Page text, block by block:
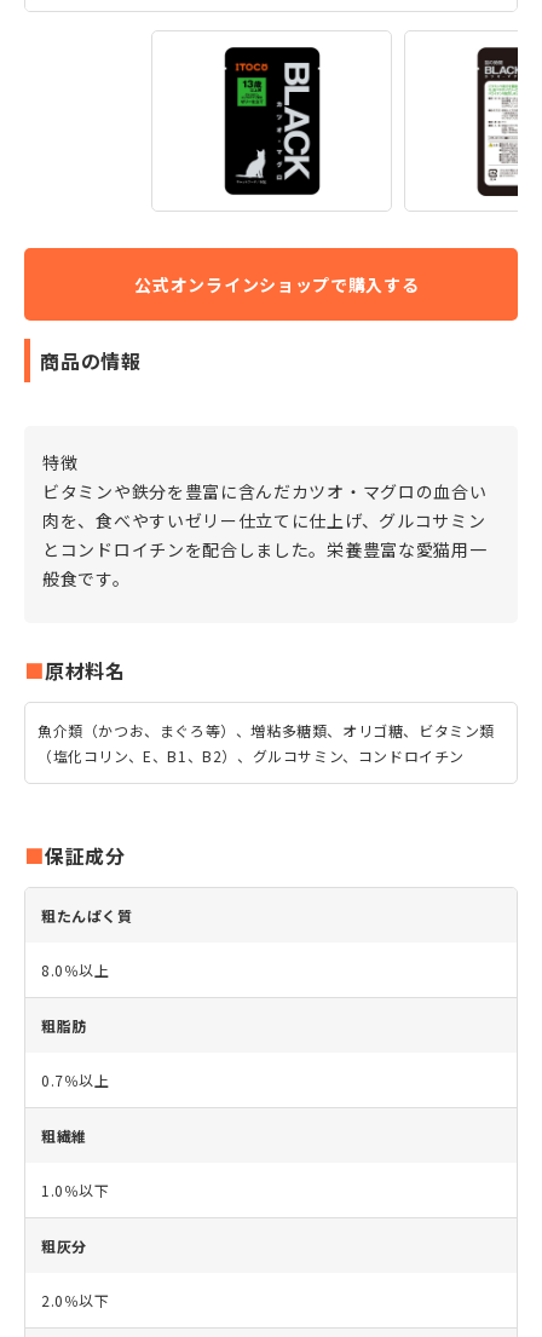
商品の情報
特徴
ビタミンや鉄分を豊富に含んだカツオ・マグロの血合い
肉を、食べやすいゼリー仕立てに仕上げ、グルコサミン
とコンドロイチンを配合しました。栄養豊富な愛猫用一
般食です。
原材料名
魚介類（かつお、まぐろ等）、増粘多糖類、オリゴ糖、ビタミン類
（塩化コリン、E、B1、B2）、グルコサミン、コンドロイチン
保証成分
粗たんぱく質
8.0％以上
粗脂肪
0.7％以上
粗繊維
1.0％以下
粗灰分
2.0％以下